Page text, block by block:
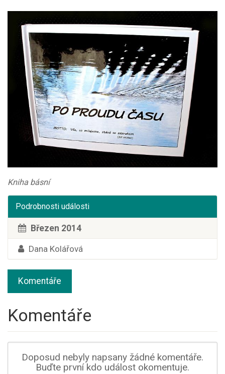
Kniha básní
Podrobnosti události
Březen 2014
Dana Kolářová
Komentáře
Komentáře
Doposud nebyly napsany žádné komentáře.
Buďte první kdo událost okomentuje.